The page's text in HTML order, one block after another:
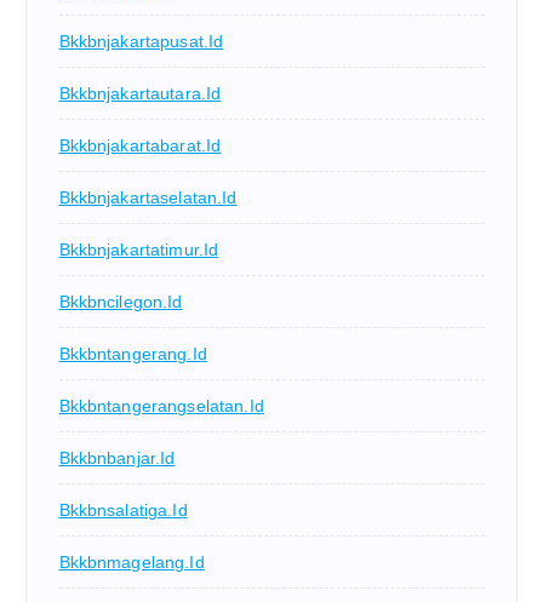
Bkkbnjakartapusat.id
Bkkbnjakartautara.id
Bkkbnjakartabarat.id
Bkkbnjakartaselatan.id
Bkkbnjakartatimur.id
Bkkbncilegon.id
Bkkbntangerang.id
Bkkbntangerangselatan.id
Bkkbnbanjar.id
Bkkbnsalatiga.id
Bkkbnmagelang.id